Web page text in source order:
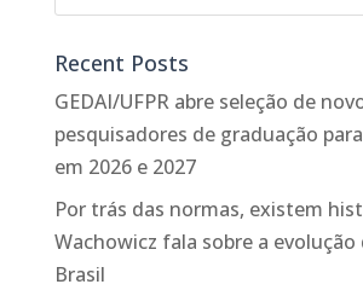
Recent Posts
GEDAI/UFPR abre seleção de
pesquisadores de graduação
em 2026 e 2027
Por trás das normas, existem
Wachowicz fala sobre a evolução
Brasil